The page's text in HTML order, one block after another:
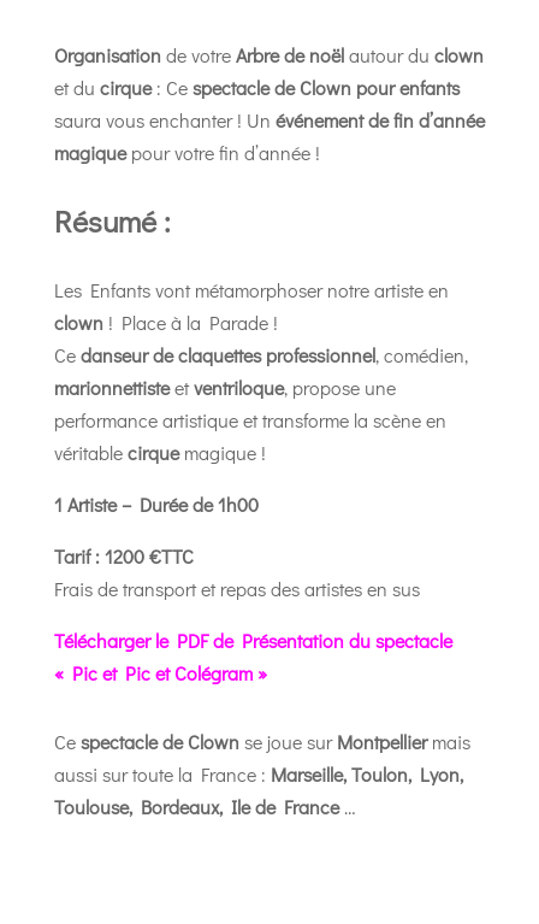
Organisation de votreArbre de noëlautour du clown
et du cirque: Cespectacle de Clown pour enfants
saura vous enchanter ! Un événement de fin d’année
magiquepour votre fin d’année !
Résumé :
Les Enfants vont métamorphoser notre artiste en
clown ! Place à la Parade !
Cedanseur de claquettes professionnel, comédien,
marionnettisteetventriloque, propose une
performance artistique et transforme la scène en
véritablecirquemagique !
1 Artiste – Durée de 1h00
Tarif : 1200 €TTC
Frais de transport et repas des artistes en sus
Télécharger le PDF de Présentation du spectacle
« Pic et Pic et Colégram »
Cespectacle de Clown se joue surMontpelliermais
aussi sur toute la France : Marseille, Toulon, Lyon,
Toulouse, Bordeaux, Ile de France…